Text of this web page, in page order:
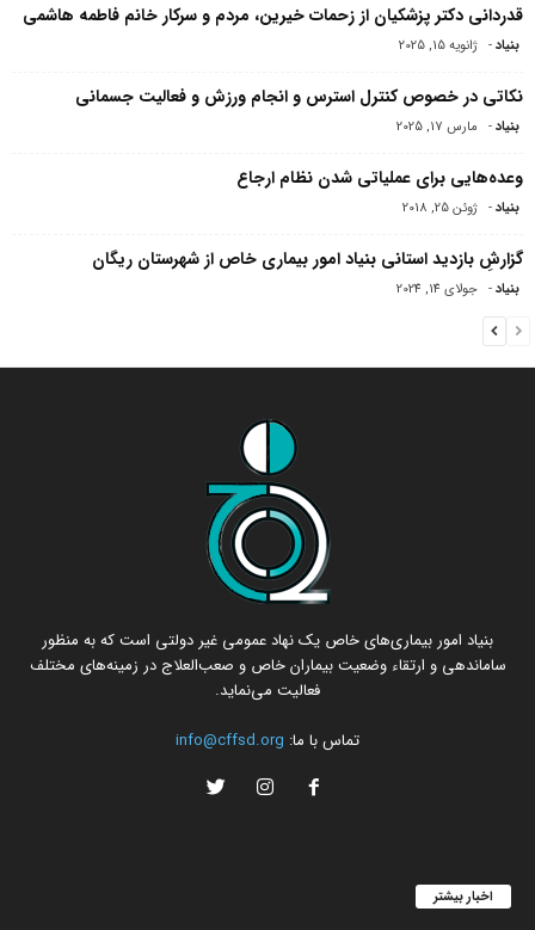
قدردانی دکتر پزشکیان از زحمات خیرین، مردم و سرکار خانم فاطمه هاشمی
بنیاد- ژانویه 15, 2025
نکاتی در خصوص کنترل استرس و انجام ورزش و فعالیت جسمانی
بنیاد- مارس 17, 2025
وعده‌هایی برای عملیاتی شدن نظام ارجاع
بنیاد- ژوئن 25, 2018
گزارشِ بازدید استانی بنیاد امور بیماری خاص از شهرستان ریگان
بنیاد- جولای 14, 2024
بنیاد امور بیماری‌های خاص یک نهاد عمومی غیر دولتی است که به منظور
ساماندهی و ارتقاء وضعیت بیماران خاص و صعب‌العلاج در زمینه‌های مختلف
فعالیت می‌نماید.
تماس با ما: info@cffsd.org
اخبار بیشتر